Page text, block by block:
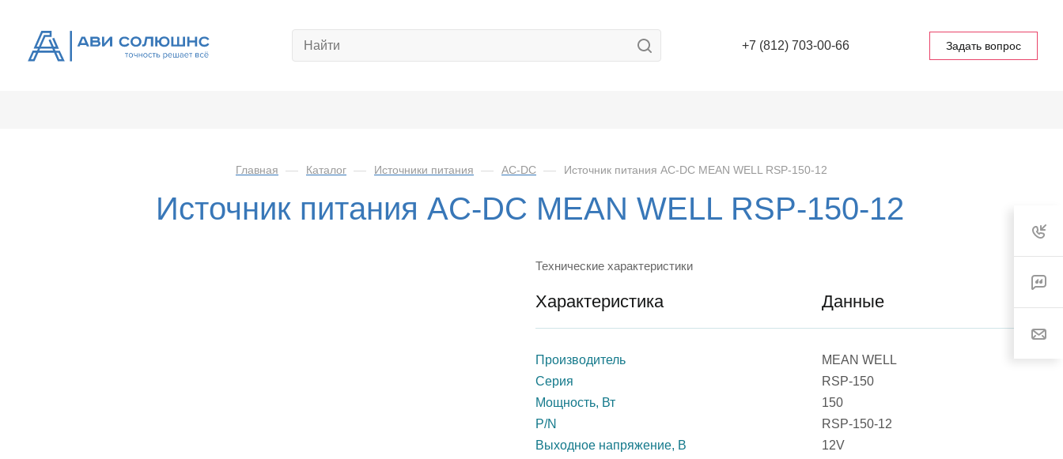
+7 (812) 703-00-66 Задать вопрос
Главная — Каталог — Источники питания — AC-DC — Источник питания AC-DC MEAN WELL RSP-150-12
Источник питания AC-DC MEAN WELL RSP-150-12
Технические характеристики
Характеристика Данные
Производитель
MEAN WELL
Серия
RSP-150
Мощность, Вт
150
P/N
RSP-150-12
Выходное напряжение, В
12V